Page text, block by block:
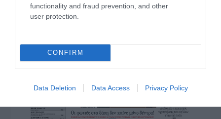
functionality and fraud prevention, and other
user protection.
CONFIRM
Data Deletion Data Access Privacy Policy